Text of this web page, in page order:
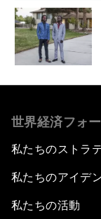
世界経済フォ
私たちのストラ
私たちのアイデ
私たちの活動